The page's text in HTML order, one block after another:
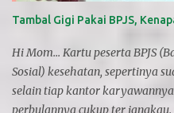
Tambal Gigi Pakai BPJS,
Hi Mom... Kartu peserta BPJS
Sosial) kesehatan, sepertinya
selain tiap kantor
perbulannya cukup ter